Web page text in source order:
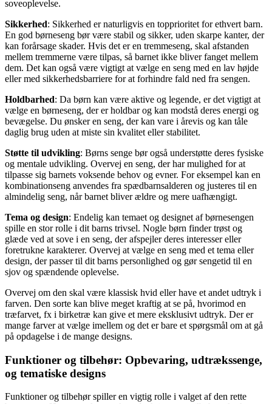
soveoplevelse.
Sikkerhed: Sikkerhed er naturligvis en topprioritet for ethvert barn.
En god børneseng bør være stabil og sikker, uden skarpe kanter, der
kan forårsage skader. Hvis det er en tremmeseng, skal afstanden
mellem tremmerne være tilpas, så barnet ikke bliver fanget mellem
dem. Det kan også være vigtigt at vælge en seng med en lav højde
eller med sikkerhedsbarriere for at forhindre fald ned fra sengen.
Holdbarhed: Da børn kan være aktive og legende, er det vigtigt at
vælge en børneseng, der er holdbar og kan modstå deres energi og
bevægelse. Du ønsker en seng, der kan vare i årevis og kan tåle
daglig brug uden at miste sin kvalitet eller stabilitet.
Støtte til udvikling: Børns senge bør også understøtte deres fysiske
og mentale udvikling. Overvej en seng, der har mulighed for at
tilpasse sig barnets voksende behov og evner. For eksempel kan en
kombinationseng anvendes fra spædbarnsalderen og justeres til en
almindelig seng, når barnet bliver ældre og mere uafhængigt.
Tema og design: Endelig kan temaet og designet af børnesengen
spille en stor rolle i dit barns trivsel. Nogle børn finder trøst og
glæde ved at sove i en seng, der afspejler deres interesser eller
foretrukne karakterer. Overvej at vælge en seng med et tema eller
design, der passer til dit barns personlighed og gør sengetid til en
sjov og spændende oplevelse.
Overvej om den skal være klassisk hvid eller have et andet udtryk i
farven. Den sorte kan blive meget kraftig at se på, hvorimod en
træfarvet, fx i birketræ kan give et mere eksklusivt udtryk. Der er
mange farver at vælge imellem og det er bare et spørgsmål om at gå
på opdagelse i de mange designs.
Funktioner og tilbehør: Opbevaring, udtrækssenge,
og tematiske designs
Funktioner og tilbehør spiller en vigtig rolle i valget af den rette